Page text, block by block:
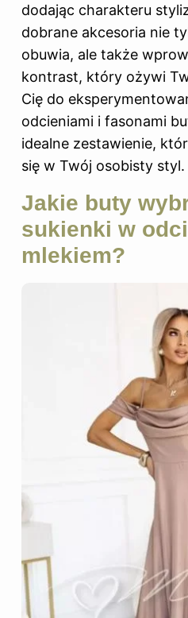
dodając charakteru
dobrane akcesoria nie
obuwia, ale także
kontrast, który ożywi
Cię do
odcieniami i fasonami
idealne zestawienie,
się w Twój osobisty styl.
Jakie buty
sukienki w
mlekiem?